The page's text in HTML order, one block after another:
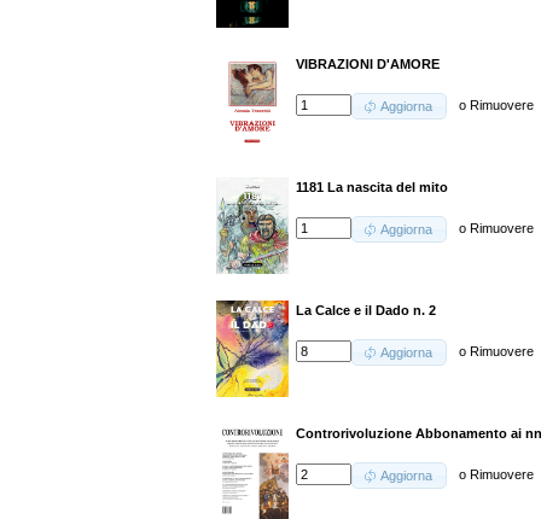
VIBRAZIONI D'AMORE
Aggiorna oRimuovere
1181 La nascita del mito
Aggiorna oRimuovere
La Calce e il Dado n. 2
Aggiorna oRimuovere
Controrivoluzione Abbonamento ai
Aggiorna oRimuovere